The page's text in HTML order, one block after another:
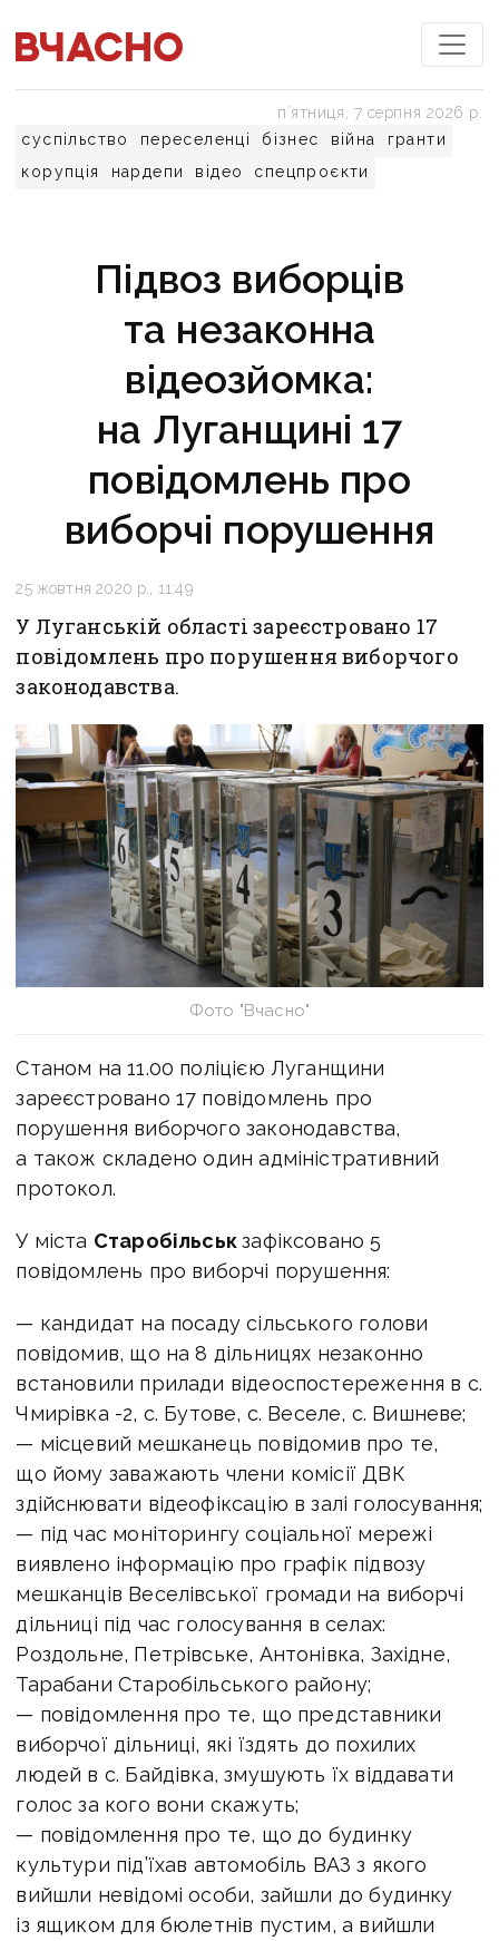
суспільство переселенці бізнес війна
гранти
корупція
нардепи відео спецпроєкти
пʼятниця, 7 серпня 2026 р.
Підвоз виборців
та незаконна
відеозйомка:
на Луганщині 17
повідомлень про
виборчі порушення
25 жовтня 2020 р., 11:49
У Луганській області зареєстровано 17
повідомлень про порушення виборчого
законодавства.
Фото "Вчасно"
Станом на 11.00 поліцією Луганщини
зареєстровано 17 повідомлень про
порушення виборчого законодавства,
а також складено один адміністративний
протокол.
У міста Старобільськзафіксовано 5
повідомлень про виборчі порушення:
— кандидат на посаду сільського голови
повідомив, що на 8 дільницях незаконно
встановили прилади відеоспостереження в с.
Чмирівка -2, с. Бутове, с. Веселе, с. Вишневе;
— місцевий мешканець повідомив про те,
що йому заважають члени комісії ДВК
здійснювати відеофіксацію в залі голосування;
— під час моніторингу соціальної мережі
виявлено інформацію про графік підвозу
мешканців Веселівської громади на виборчі
дільниці під час голосування в селах:
Роздольне, Петрівське, Антонівка, Західне,
Тарабани Старобільського району;
— повідомлення про те, що представники
виборчої дільниці, які їздять до похилих
людей в с. Байдівка, змушують їх віддавати
голос за кого вони скажуть;
— повідомлення про те, що до будинку
культури під’їхав автомобіль ВАЗ з якого
вийшли невідомі особи, зайшли до будинку
із ящиком для бюлетнів пустим, а вийшли